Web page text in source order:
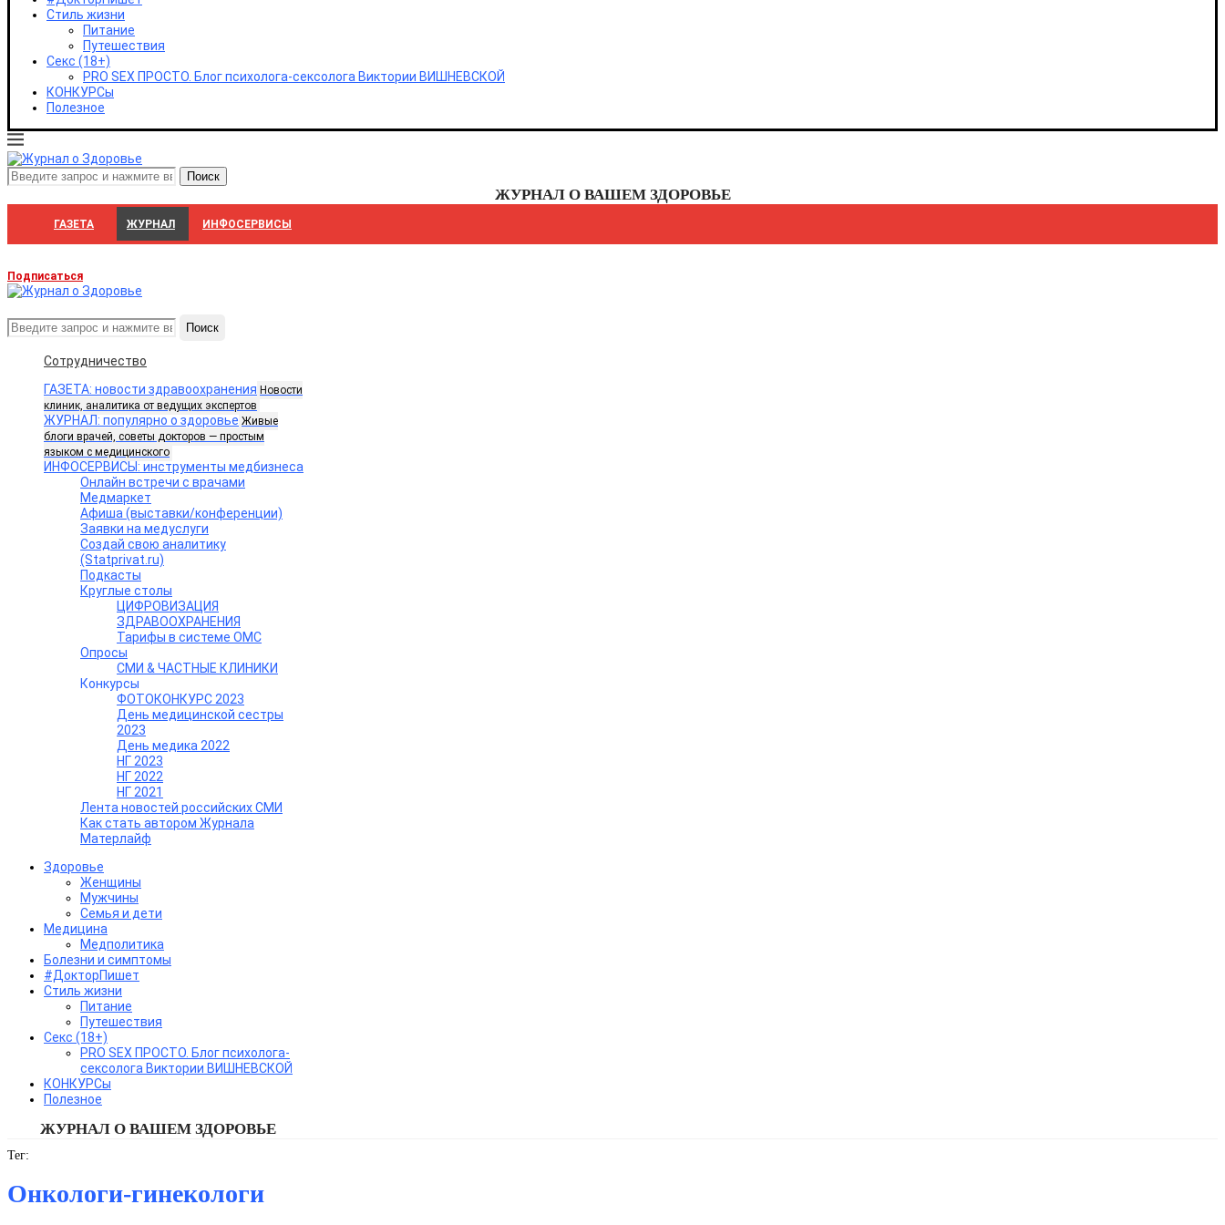
Стиль жизни
Питание
Путешествия
Секс (18+)
PRO SEX ПРОСТО. Блог психолога-сексолога Виктории ВИШНЕВСКОЙ
КОНКУРСы
Полезное
ЖУРНАЛ О ВАШЕМ ЗДОРОВЬЕ
ГАЗЕТА ЖУРНАЛ ИНФОСЕРВИСЫ
Подписаться
Поиск
Сотрудничество
ГАЗЕТА: новости здравоохранения Новости
клиник, аналитика от ведущих экспертов
ЖУРНАЛ: популярно о здоровье Живые
блоги врачей, советы докторов — простым
языком с медицинского
ИНФОСЕРВИСЫ: инструменты медбизнеса
Онлайн встречи с врачами
Медмаркет
Афиша (выставки/конференции)
Заявки на медуслуги
Создай свою аналитику
(Statprivat.ru)
Подкасты
Круглые столы
ЦИФРОВИЗАЦИЯ
ЗДРАВООХРАНЕНИЯ
Тарифы в системе ОМС
Опросы
СМИ & ЧАСТНЫЕ КЛИНИКИ
Конкурсы
ФОТОКОНКУРС 2023
День медицинской сестры
2023
День медика 2022
НГ 2023
НГ 2022
НГ 2021
Лента новостей российских СМИ
Как стать автором Журнала
Матерлайф
Здоровье
Женщины
Мужчины
Семья и дети
Медицина
Медполитика
Болезни и симптомы
#ДокторПишет
Стиль жизни
Питание
Путешествия
Секс (18+)
PRO SEX ПРОСТО. Блог психолога-
сексолога Виктории ВИШНЕВСКОЙ
КОНКУРСы
Полезное
ЖУРНАЛ О ВАШЕМ ЗДОРОВЬЕ
Ханты-Мансийский автономный округ - Югра
Тег:
Онкологи-гинекологи